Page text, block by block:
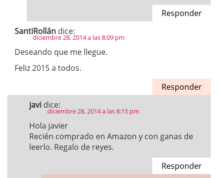
Responder
SantiRollán dice:
diciembre 28, 2014 a las 8:09 pm
Deseando que me llegue.
Feliz 2015 a todos.
Responder
javi dice:
diciembre 28, 2014 a las 8:15 pm
Hola javier
Recién comprado en Amazon y con ganas de
leerlo. Regalo de reyes.
Responder